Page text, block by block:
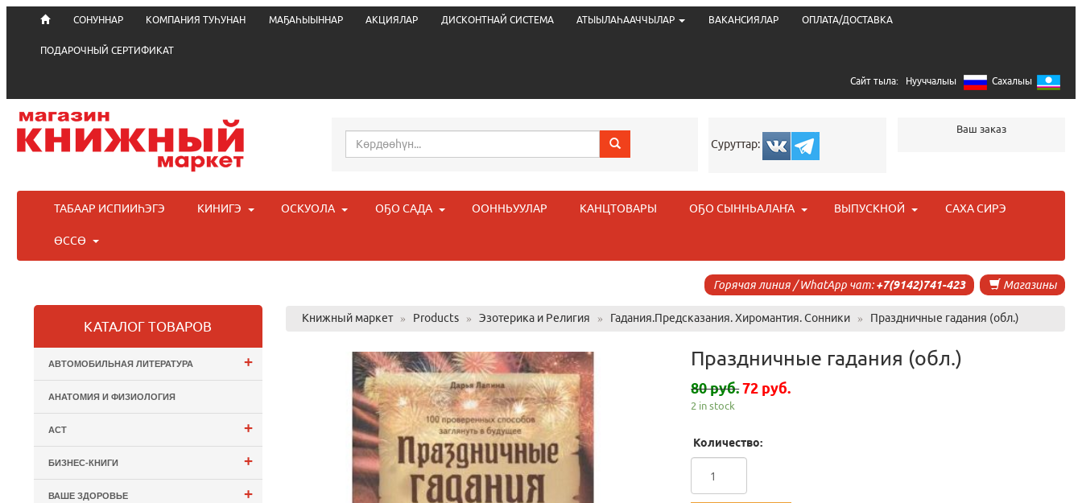
СОНУННАР КОМПАНИЯ ТУҺУНАН МАҔАҺЫЫННАР АКЦИЯЛАР ДИСКОНТНАЙ СИСТЕМА АТЫЫЛАҺААЧЧЫЛАР ВАКАНСИЯЛАР ОПЛАТА/ДОСТАВКА
ПОДАРОЧНЫЙ СЕРТИФИКАТ
Сайт тыла: Нууччалыы Сахалыы
Суруттар:
Ваш заказ
ТАБААР ИСПИИҺЭГЭ КИНИГЭ ОСКУОЛА ОҔО САДА ООННЬУУЛАР КАНЦТОВАРЫ ОҔО СЫННЬАЛАҤА ВЫПУСКНОЙ САХА СИРЭ
ӨССӨ
Магазины
Горячая линия / WhatApp чат:+7(9142)741-423
Книжный маркет » Products » Эзотерика и Религия » Гадания.Предсказания. Хиромантия. Сонники » Праздничные гадания (обл.)
Праздничные гадания (обл.)
80 руб. 72 руб.
2 in stock
Количество:
КАТАЛОГ ТОВАРОВ
+
АВТОМОБИЛЬНАЯ ЛИТЕРАТУРА
АНАТОМИЯ И ФИЗИОЛОГИЯ
+
АСТ
+
БИЗНЕС-КНИГИ
+
ВАШЕ ЗДОРОВЬЕ